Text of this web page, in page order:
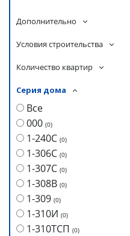
Дополнительно
Условия строительства
Количество квартир
Серия дома
Все
000 (0)
1-240С (0)
1-306С (0)
1-307С (0)
1-308В (0)
1-309 (0)
1-310И (0)
1-310ТСП (0)